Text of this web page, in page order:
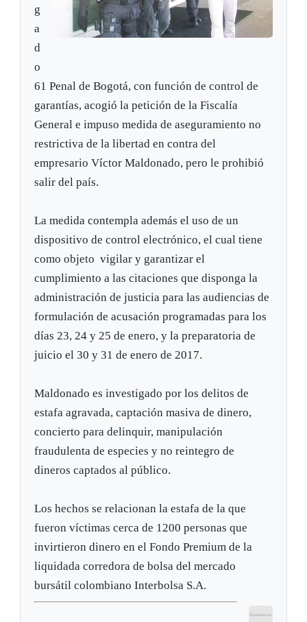
g
a
d
o
61 Penal de Bogotá, con función de control de
garantías, acogió la petición de la Fiscalía
General e impuso medida de aseguramiento no
restrictiva de la libertad en contra del
empresario Víctor Maldonado, pero le prohibió
salir del país.
La medida contempla además el uso de un
dispositivo de control electrónico, el cual tiene
como objeto vigilar y garantizar el
cumplimiento a las citaciones que disponga la
administración de justicia para las audiencias de
formulación de acusación programadas para los
días 23, 24 y 25 de enero, y la preparatoria de
juicio el 30 y 31 de enero de 2017.
Maldonado es investigado por los delitos de
estafa agravada, captación masiva de dinero,
concierto para delinquir, manipulación
fraudulenta de especies y no reintegro de
dineros captados al público.
Los hechos se relacionan la estafa de la que
fueron víctimas cerca de 1200 personas que
invirtieron dinero en el Fondo Premium de la
liquidada corredora de bolsa del mercado
bursátil colombiano Interbolsa S.A.